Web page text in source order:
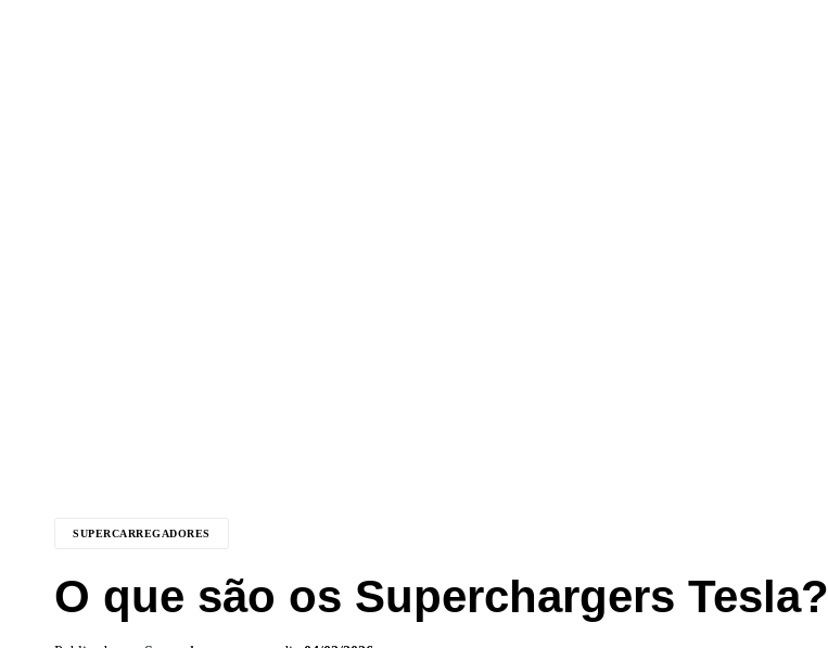
SUPERCARREGADORES
O que são os Superchargers Tesla?